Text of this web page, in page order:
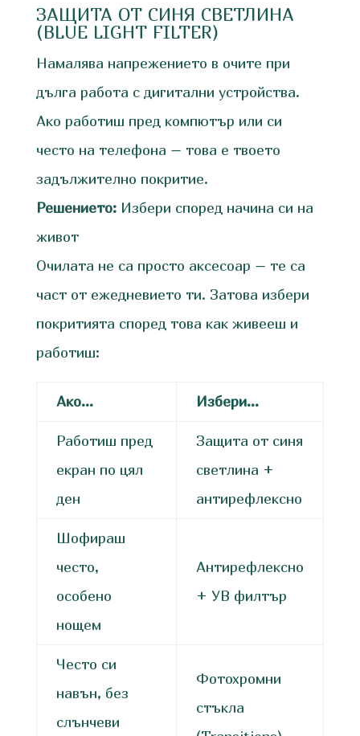
ЗАЩИТА ОТ СИНЯ СВЕТЛИНА
(BLUE LIGHT FILTER)
Намалява напрежението в очите при
дълга работа с дигитални устройства.
Ако работиш пред компютър или си
често на телефона – това е твоето
задължително покритие.
Решението:Избери според начина си на
живот
Очилата не са просто аксесоар – те са
част от ежедневието ти. Затова избери
покритията според това как живееш и
работиш:
Ако… Избери…
Работиш пред
екран по цял
ден
Защита от синя
светлина +
антирефлексно
Шофираш
често,
особено
нощем
Антирефлексно
+ УВ филтър
Често си
навън, без
слънчеви
Фотохромни
стъкла